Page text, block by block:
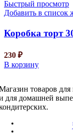
Быстрый просмотр
Добавить в список
Коробка торт
230 ₽
В корзину
товаров
для домашней